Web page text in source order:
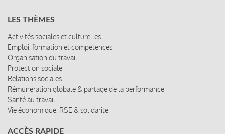
LES THÈMES
Activités sociales et culturelles
Emploi, formation et compétences
Organisation du travail
Protection sociale
Relations sociales
Rémunération globale & partage de la performance
Santé au travail
Vie économique, RSE & solidarité
ACCÈS RAPIDE